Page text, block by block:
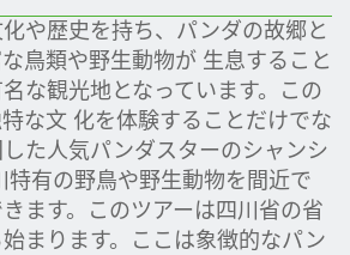
や歴史を持ち、パンダの故郷と
鳥類や野生動物が 生息すること
な観光地となっています。この
な文 化を体験することだけでな
た人気パンダスターのシャンシ
特有の野鳥や野生動物を間近で
ます。このツアーは四川省の省
まります。ここは象徴的なパン